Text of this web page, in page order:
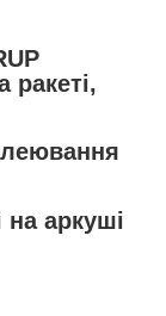
ракеті,
на аркуші